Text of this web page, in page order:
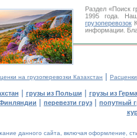
Раздел «Поиск
1995 года.
грузоперевозок
информации.
на грузоперевозки Казахстан |
| грузы из Польши | грузы из
| перевезти груз | попутный
данного сайта, включая оформление,